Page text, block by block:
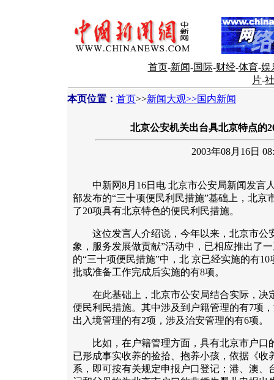
首页-新闻-国际-财经-体育-娱
片-
本页位置： 首页>>新闻大观>>国内新闻
北京公安机关出台具北京特点的
2003年08月16日
中新网8月16日电 北京市公安局新闻发言
部发布的“三十项便民利民措施”基础上，北京
了20项具有北京特色的便民利民措施。
这位发言人介绍说，今年以来，北京市公
象，服务发展做贡献”活动中，已相应推出了
的“三十项便民措施”中，北 京已经实施的有
批或准备工作完成后实施的有8项。
在此基础上，北京市公安局结合实际，决
便民利民措施。其中涉及到户籍管理的有7项
出入境管理的有2项，涉及治安管理的有6项。
比如，在户籍管理方面，具有北京市户口
已形成事实收养的捡拾、抱养小孩，依据《收
系，即可按有关规定申报户口登记；港、澳、